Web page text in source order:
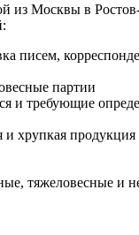
из Москвы в
писем,
партии
и требующие
и хрупкая продукция
тяжеловесные и